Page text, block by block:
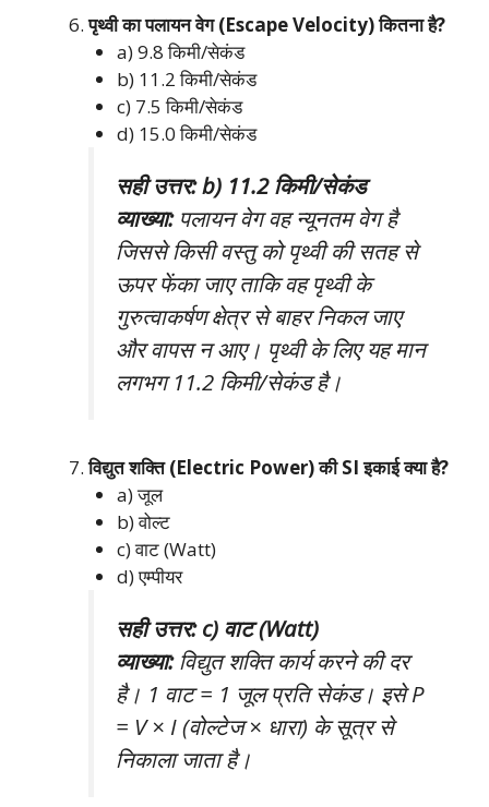
पृथ्वी का पलायन वेग (Escape Velocity) कितना है?
a) 9.8 किमी/सेकंड
b) 11.2 किमी/सेकंड
c) 7.5 किमी/सेकंड
d) 15.0 किमी/सेकंड
सही उत्तर: b) 11.2 किमी/सेकंड
व्याख्या:पलायन वेग वह न्यूनतम वेग है
जिससे किसी वस्तु को पृथ्वी की सतह से
ऊपर फेंका जाए ताकि वह पृथ्वी के
गुरुत्वाकर्षण क्षेत्र से बाहर निकल जाए
और वापस न आए। पृथ्वी के लिए यह मान
लगभग 11.2 किमी/सेकंड है।
विद्युत शक्ति (Electric Power) की SI इकाई क्या है?
a) जूल
b) वोल्ट
c) वाट (Watt)
d) एम्पीयर
सही उत्तर: c) वाट (Watt)
व्याख्या:विद्युत शक्ति कार्य करने की दर
है। 1 वाट = 1 जूल प्रति सेकंड। इसे P
= V × I (वोल्टेज × धारा) के सूत्र से
निकाला जाता है।